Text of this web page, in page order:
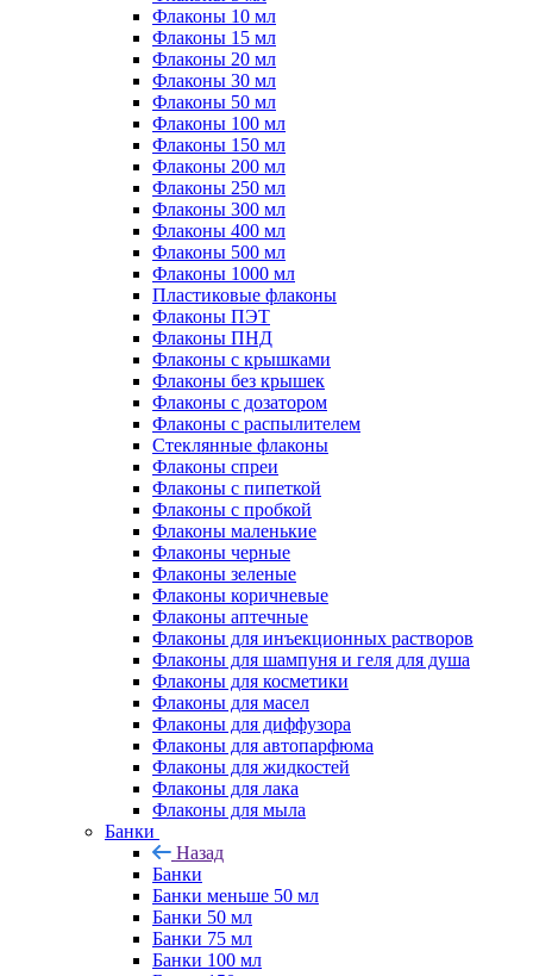
Флаконы 10 мл
Флаконы 15 мл
Флаконы 20 мл
Флаконы 30 мл
Флаконы 50 мл
Флаконы 100 мл
Флаконы 150 мл
Флаконы 200 мл
Флаконы 250 мл
Флаконы 300 мл
Флаконы 400 мл
Флаконы 500 мл
Флаконы 1000 мл
Пластиковые флаконы
Флаконы ПЭТ
Флаконы ПНД
Флаконы с крышками
Флаконы без крышек
Флаконы с дозатором
Флаконы с распылителем
Стеклянные флаконы
Флаконы cпреи
Флаконы с пипеткой
Флаконы с пробкой
Флаконы маленькие
Флаконы черные
Флаконы зеленые
Флаконы коричневые
Флаконы аптечные
Флаконы для инъекционных растворов
Флаконы для шампуня и геля для душа
Флаконы для косметики
Флаконы для масел
Флаконы для диффузора
Флаконы для автопарфюма
Флаконы для жидкостей
Флаконы для лака
Флаконы для мыла
Банки
Назад
Банки
Банки меньше 50 мл
Банки 50 мл
Банки 75 мл
Банки 100 мл